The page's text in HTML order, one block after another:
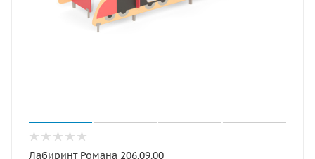
Лабиринт Романа 206.09.00